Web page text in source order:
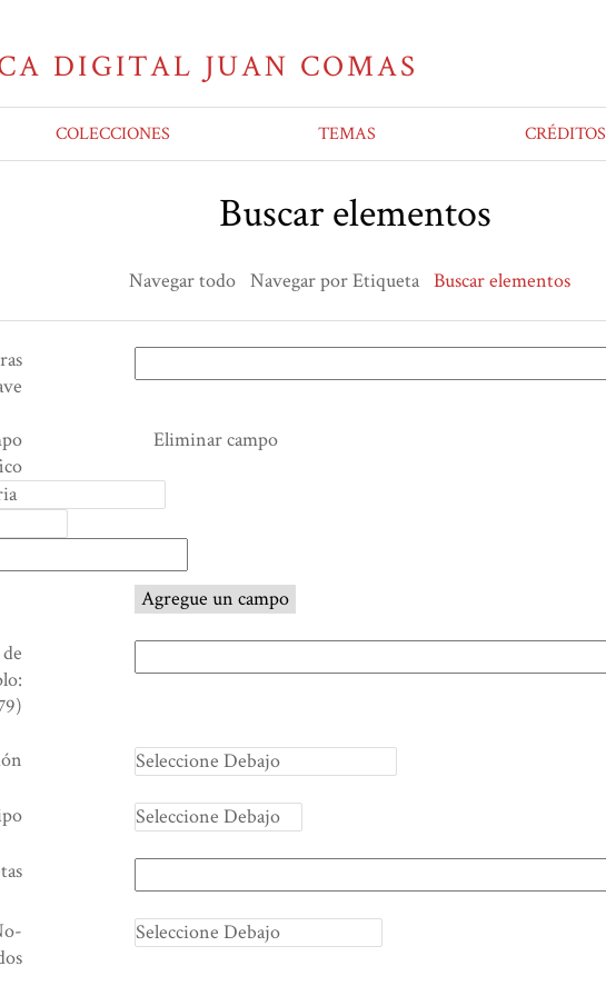
COLECCIONES TEMAS CRÉDITOS
Buscar elementos
Navegar todo Navegar por Etiqueta Buscar elementos
Eliminar campo
Agregue un campo